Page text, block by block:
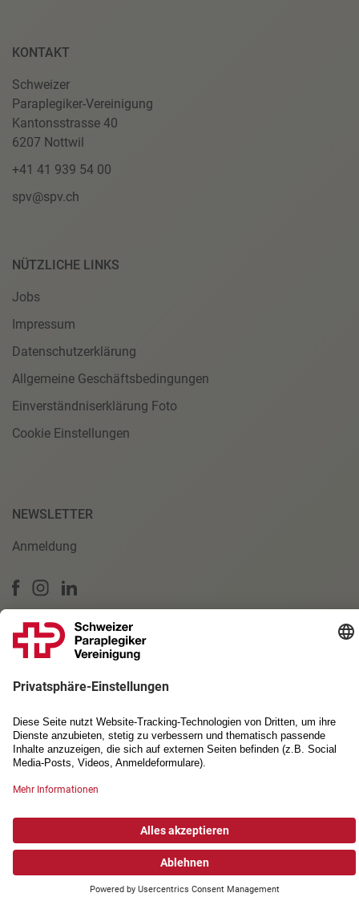
KONTAKT
Schweizer
Paraplegiker-Vereinigung
Kantonsstrasse 40
6207 Nottwil
+41 41 939 54 00
spv@spv.ch
NÜTZLICHE LINKS
Jobs
Impressum
Datenschutzerklärung
Allgemeine Geschäftsbedingungen
Einverständniserklärung Foto
Cookie Einstellungen
NEWSLETTER
Anmeldung
PARTNERSCHAFTEN